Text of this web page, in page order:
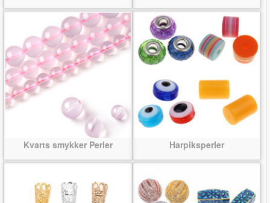
Kvarts smykker Perler Harpiksperler